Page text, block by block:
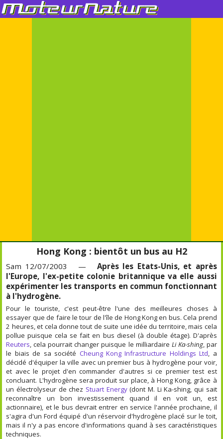
Hong Kong : bientôt un bus au H2
Sam 12/07/2003 —Après les Etats-Unis, et après
l'Europe, l'ex-petite colonie britannique va elle aussi
expérimenter les transports en commun fonctionnant
à l'hydrogène.
Pour le touriste, c'est peut-être l'une des meilleures choses à
essayer que de faire le tour de l'île de Hong Kong en bus. Cela prend
2 heures, et cela donne tout de suite une idée du territoire, mais cela
pollue puisque cela se fait en bus diesel (à double étage). D'après
Reuters, cela pourrait changer puisque le milliardaire Li Ka-shing, par
le biais de sa société Cheung Kong Infrastructure Holdings Ltd, a
décidé d'équiper la ville avec un premier bus à hydrogène pour voir,
et avec le projet d'en commander d'autres si ce premier test est
concluant. L'hydrogène sera produit sur place, à Hong Kong, grâce à
un électrolyseur de chez Stuart Energy(dont M. Li Ka-shing, qui sait
reconnaître un bon investissement quand il en voit un, est
actionnaire), et le bus devrait entrer en service l'année prochaine, il
s'agira d'un Ford équipé d'un réservoir d'hydrogène placé sur le toit,
mais il n'y a pas encore d'informations quand à ses caractéristiques
techniques.